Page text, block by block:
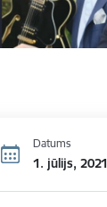
Datums
1. jūlijs, 2021